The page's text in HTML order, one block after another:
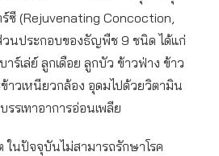
ซี (Rejuvenating Concoction,
วนประกอบของธัญพืช 9 ชนิด ได้แก่
าร์เล่ย์ ลูกเดือย ลูกบัว ข้าวฟ่าง ข้าว
วเหนียวกล้อง อุดมไปด้วยวิตามิน
รเทาอาการอ่อนเพลีย
ในปัจจุบันไม่สามารถรักษาโรค